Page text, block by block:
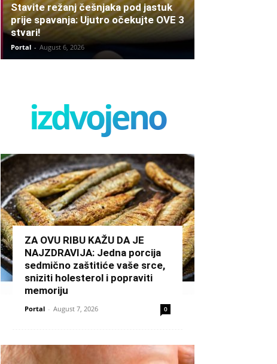
Stavite režanj češnjaka pod jastuk
prije spavanja: Ujutro očekujte OVE 3
stvari!
Portal - August 6, 2026
izdvojeno
ZA OVU RIBU KAŽU DA JE
NAJZDRAVIJA: Jedna porcija
sedmično zaštitiće vaše srce,
sniziti holesterol i popraviti
memoriju
Portal - August 7, 2026 0